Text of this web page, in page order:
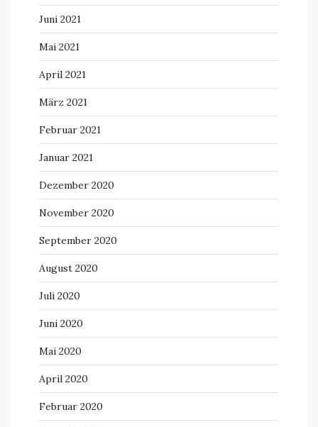
Juni 2021
Mai 2021
April 2021
März 2021
Februar 2021
Januar 2021
Dezember 2020
November 2020
September 2020
August 2020
Juli 2020
Juni 2020
Mai 2020
April 2020
Februar 2020